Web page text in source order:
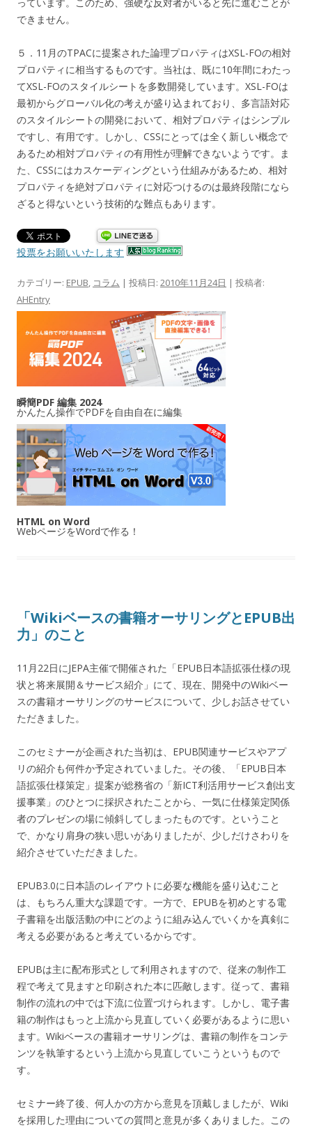
できません。
５．11月のTPACに提案された論理プロパティはXSL-FOの相対
プロパティに相当するものです。当社は、既に10年間にわたっ
てXSL-FOのスタイルシートを多数開発しています。XSL-FOは
最初からグローバル化の考えが盛り込まれており、多言語対応
のスタイルシートの開発において、相対プロパティはシンプル
ですし、有用です。しかし、CSSにとっては全く新しい概念で
あるため相対プロパティの有用性が理解できないようです。ま
た、CSSにはカスケーディングという仕組みがあるため、相対
プロパティを絶対プロパティに対応つけるのは最終段階になら
ざると得ないという技術的な難点もあります。
投票をお願いいたします
カテゴリー: EPUB, コラム | 投稿日: 2010年11月24日 | 投稿者:
AHEntry
瞬簡PDF 編集 2024
かんたん操作でPDFを自由自在に編集
HTML on Word
WebページをWordで作る！
「Wikiベースの書籍オーサリングとEPUB出
力」のこと
11月22日にJEPA主催で開催された「EPUB日本語拡張仕様の現
状と将来展開＆サービス紹介」にて、現在、開発中のWikiベー
スの書籍オーサリングのサービスについて、少しお話させてい
ただきました。
このセミナーが企画された当初は、EPUB関連サービスやアプ
リの紹介も何件か予定されていました。その後、「EPUB日本
語拡張仕様策定」提案が総務省の「新ICT利活用サービス創出支
援事業」のひとつに採択されたことから、一気に仕様策定関係
者のプレゼンの場に傾斜してしまったものです。ということ
で、かなり肩身の狭い思いがありましたが、少しだけさわりを
紹介させていただきました。
EPUB3.0に日本語のレイアウトに必要な機能を盛り込むこと
は、もちろん重大な課題です。一方で、EPUBを初めとする電
子書籍を出版活動の中にどのように組み込んでいくかを真剣に
考える必要があると考えているからです。
EPUBは主に配布形式として利用されますので、従来の制作工
程で考えて見ますと印刷された本に匹敵します。従って、書籍
制作の流れの中では下流に位置づけられます。しかし、電子書
籍の制作はもっと上流から見直していく必要があるように思い
ます。Wikiベースの書籍オーサリングは、書籍の制作をコンテ
ンツを執筆するという上流から見直していこうというもので
す。
セミナー終了後、何人かの方から意見を頂戴しましたが、Wiki
を採用した理由についての質問と意見が多くありました。この